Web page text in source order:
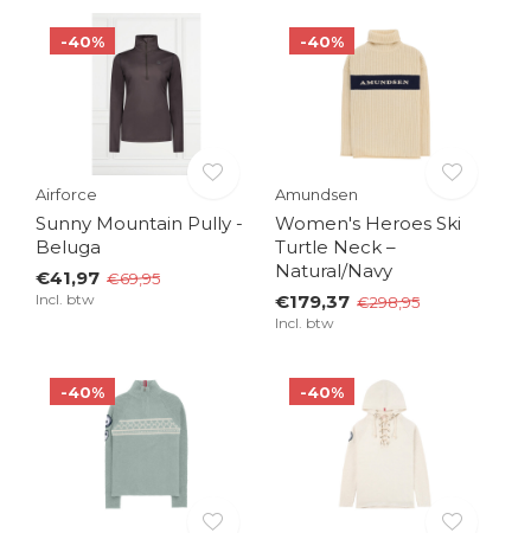
-40%
Airforce
Sunny Mountain Pully -
Beluga
€41,97 €69,95
Incl. btw
-40%
Amundsen
Women's Heroes Ski
Turtle Neck –
Natural/Navy
€179,37 €298,95
Incl. btw
-40% -40%